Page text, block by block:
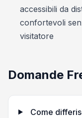
accessibili da
confortevoli
visitatore
Domande
Come